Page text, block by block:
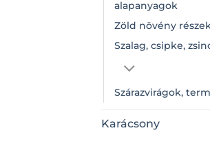
alapanyagok
Zöld növény
Szalag, csipke,
Szárazvirágok,
Karácsony